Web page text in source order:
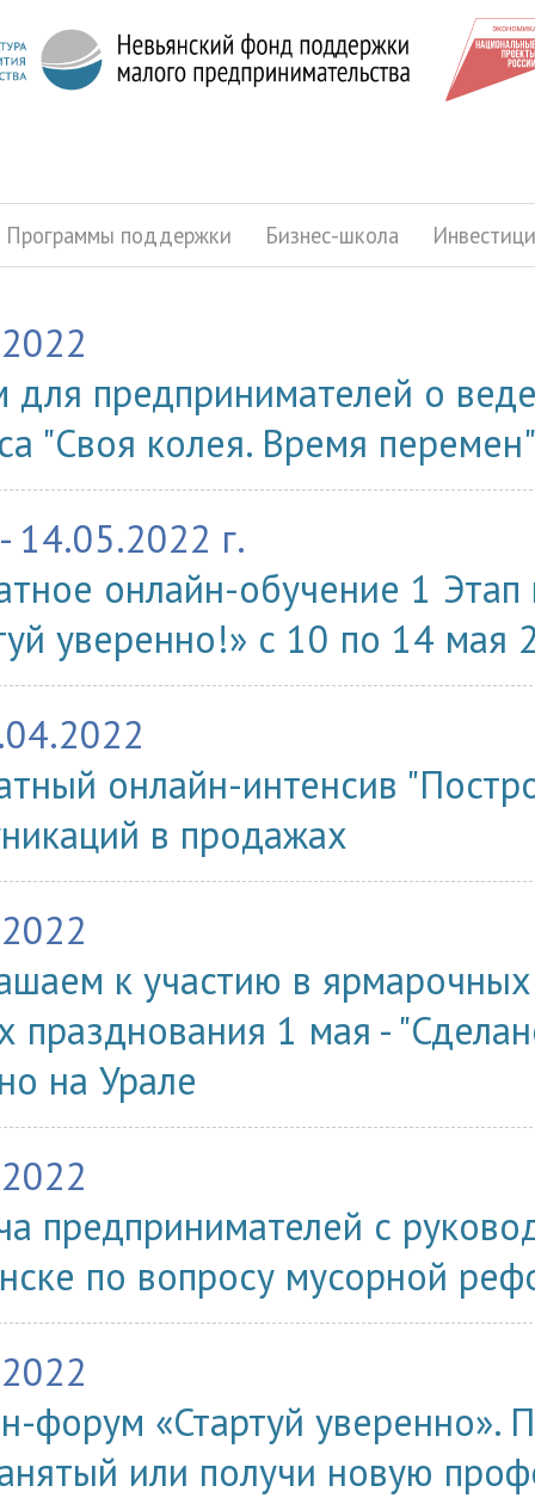
Программы поддержки Бизнес-школа
предпринимателей о
"Своя колея. Время перемен"
14.05.2022 г.
онлайн-обучение 1
уверенно!» с 10 по 14 мая
онлайн-интенсив
в продажах
к участию в
празднования 1 мая -
на Урале
предпринимателей с
по вопросу мусорной
форум «Стартуй уверенно».
или получи новую